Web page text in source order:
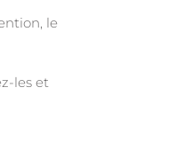
le
les et